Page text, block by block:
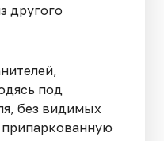
другого
под
без видимых
припаркованную